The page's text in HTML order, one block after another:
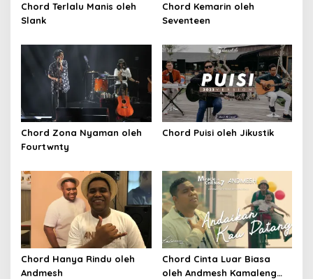
Chord Terlalu Manis oleh
Slank
Chord Kemarin oleh
Seventeen
Chord Zona Nyaman oleh
Fourtwnty
Chord Puisi oleh Jikustik
Chord Hanya Rindu oleh
Andmesh
Chord Cinta Luar Biasa
oleh Andmesh Kamaleng